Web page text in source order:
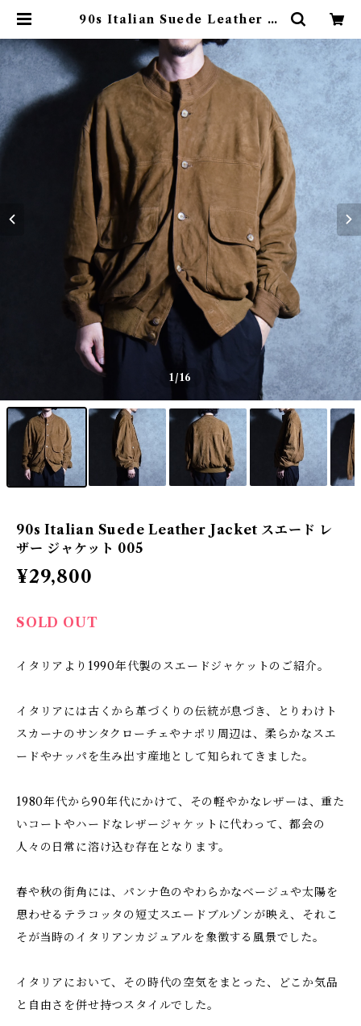
90s Italian Suede Leather Ja
005 | mark & collars (マークア
ンドカラーズ)
1/16
90s Italian Suede Leather Jacket スエード レ
ザー ジャケット 005
¥29,800
SOLD OUT
イタリアより1990年代製のスエードジャケットのご紹介。
イタリアには古くから革づくりの伝統が息づき、とりわけト
スカーナのサンタクローチェやナポリ周辺は、柔らかなスエ
ードやナッパを生み出す産地として知られてきました。
1980年代から90年代にかけて、その軽やかなレザーは、重た
いコートやハードなレザージャケットに代わって、都会の
人々の日常に溶け込む存在となります。
春や秋の街角には、パンナ色のやわらかなベージュや太陽を
思わせるテラコッタの短丈スエードブルゾンが映え、それこ
そが当時のイタリアンカジュアルを象徴する風景でした。
イタリアにおいて、その時代の空気をまとった、どこか気品
と自由さを併せ持つスタイルでした。